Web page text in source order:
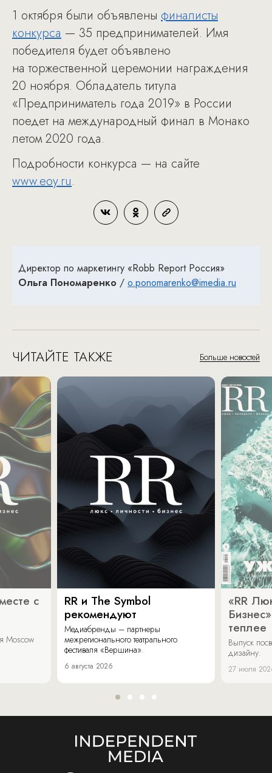
1 октября были объявлены финалисты
конкурса — 35 предпринимателей. Имя
победителя будет объявлено
на торжественной церемонии награждения
20 ноября. Обладатель титула
«Предприниматель года 2019» в России
поедет на международный финал в Монако
летом 2020 года.
Подробности конкурса — на сайте
www.eoy.ru.
Директор по маркетингу «Robb Report Россия»
Ольга Пономаренко / o.ponomarenko@imedia.ru
ЧИТАЙТЕ ТАКЖЕ Больше новостей
с
Moscow
RR и The Symbol
рекомендуют
Медиабренды – партнеры
межрегионального театрального
фестиваля «Вершина».
6 августа 2026
«RR
теплее
Выпуск
дизайну.
27 июля